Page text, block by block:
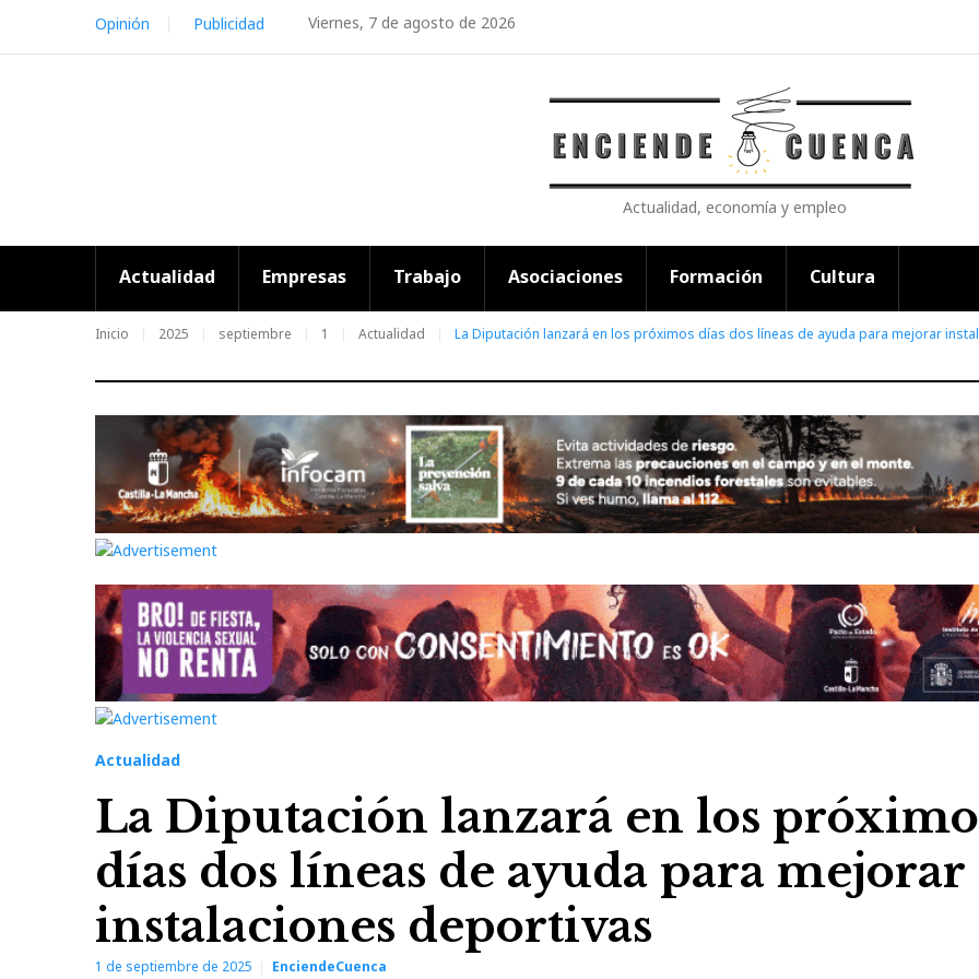
content
Viernes, 7 de agosto de 2026
Opinión Publicidad
Actualidad, economía y empleo
Actualidad Empresas Trabajo Asociaciones Formación Cultura
Inicio 2025 septiembre 1 Actualidad La Diputación lanzará en los próximos días dos líneas de ayuda para mejorar
Actualidad
La Diputación lanzará en los
días dos líneas de ayuda para mejorar
instalaciones deportivas
1 de septiembre de 2025 EnciendeCuenca